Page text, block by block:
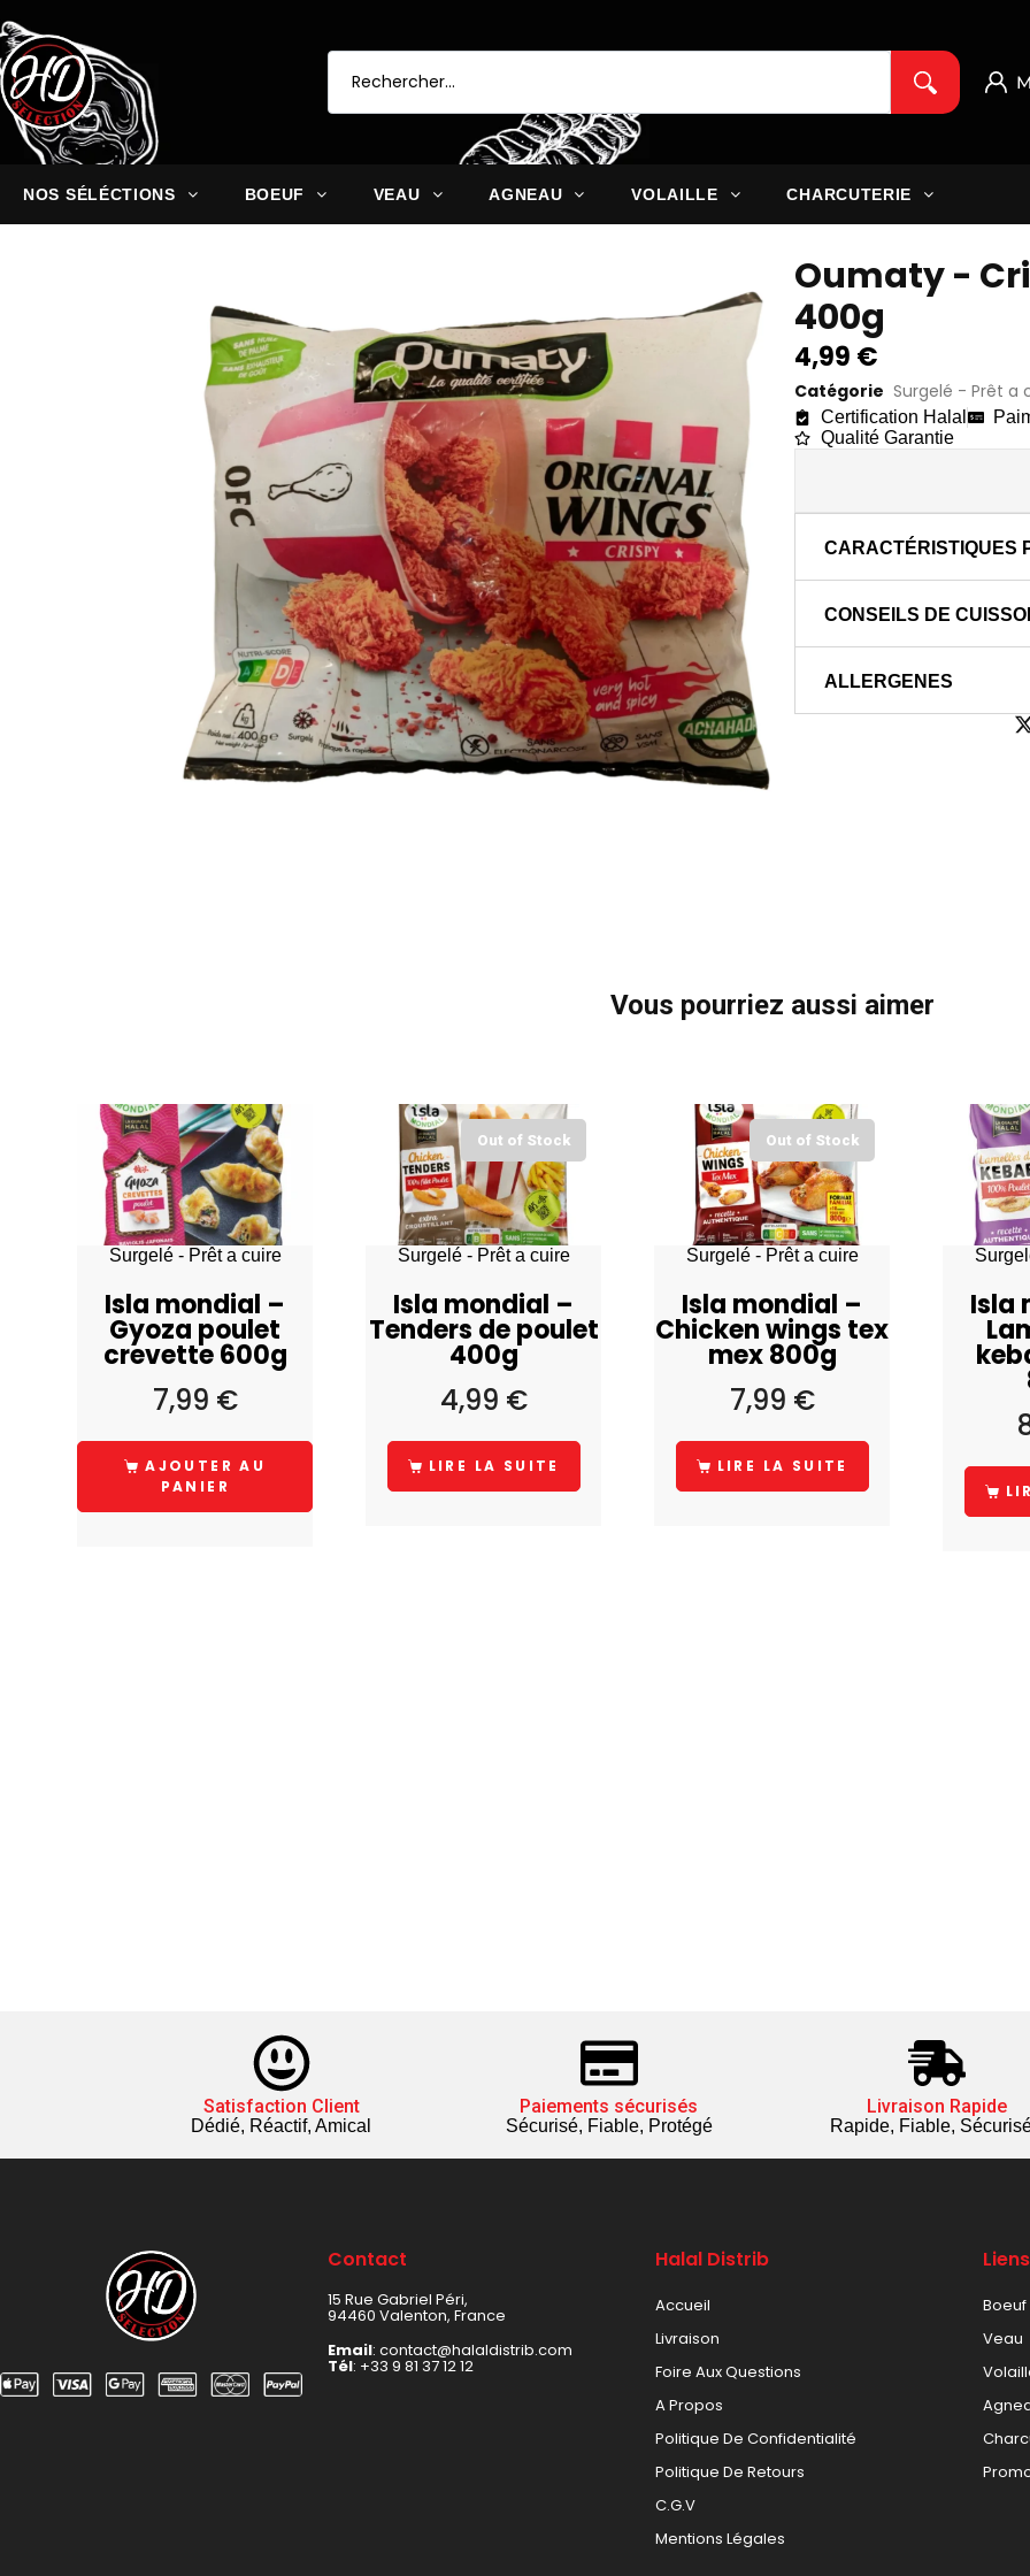
NOS SÉLÉCTIONS BOEUF VEAU AGNEAU VOLAILLE CHARCUTERIE
Oumaty -
400g
4,99 €
Catégorie Surgelé - Prêt a
Certification Halal
Qualité Garantie
CARACTÉRISTIQUES
CONSEILS DE
ALLERGENES
Vous pourriez aussi aimer
Surgelé - Prêt a cuire
Isla mondial –
Gyoza poulet
crevette 600g
7,99 €
AJOUTER AU
PANIER
Out of Stock
Surgelé - Prêt a cuire
Isla mondial –
Tenders de poulet
400g
4,99 €
LIRE LA SUITE
Out of Stock
Surgelé - Prêt a cuire
Isla mondial –
Chicken wings tex
mex 800g
7,99 €
LIRE LA SUITE
Isla
Satisfaction Client
Dédié, Réactif, Amical
Paiements sécurisés
Sécurisé, Fiable, Protégé
Livraison Rapide
Rapide, Fiable,
Contact
15 Rue Gabriel Péri,
94460 Valenton, France
Email: contact@halaldistrib.com
Tél: +33 9 81 37 12 12
Halal Distrib
Accueil
Livraison
Foire Aux Questions
A Propos
Politique De Confidentialité
Politique De Retours
C.G.V
Mentions Légales
Boeuf
Veau